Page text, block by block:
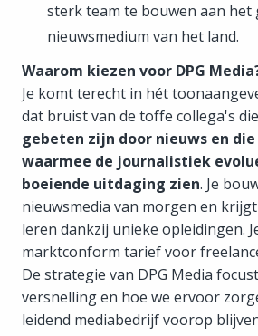
sterk team te bouwen aan het
nieuwsmedium van het land.
Waarom kiezen voor DPG
Je komt terecht in hét
dat bruist van de toffe collega's
gebeten zijn door nieuws en
waarmee de journalistiek
boeiende uitdaging zien. Je
nieuwsmedia van morgen en
leren dankzij unieke opleidingen.
marktconform tarief voor
De strategie van DPG Media
versnelling en hoe we ervoor
leidend mediabedrijf voorop